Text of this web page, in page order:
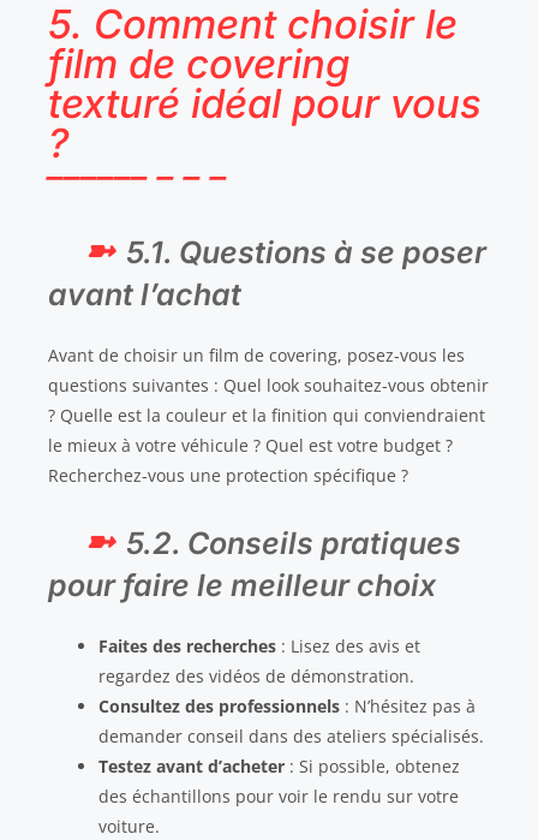
5. Comment choisir le
film de covering
texturé idéal pour vous
?
5.1. Questions à se poser
avant l’achat
Avant de choisir un film de covering, posez-vous les
questions suivantes : Quel look souhaitez-vous obtenir
? Quelle est la couleur et la finition qui conviendraient
le mieux à votre véhicule ? Quel est votre budget ?
Recherchez-vous une protection spécifique ?
5.2. Conseils pratiques
pour faire le meilleur choix
Faites des recherches : Lisez des avis et
regardez des vidéos de démonstration.
Consultez des professionnels : N’hésitez pas à
demander conseil dans des ateliers spécialisés.
Testez avant d’acheter : Si possible, obtenez
des échantillons pour voir le rendu sur votre
voiture.